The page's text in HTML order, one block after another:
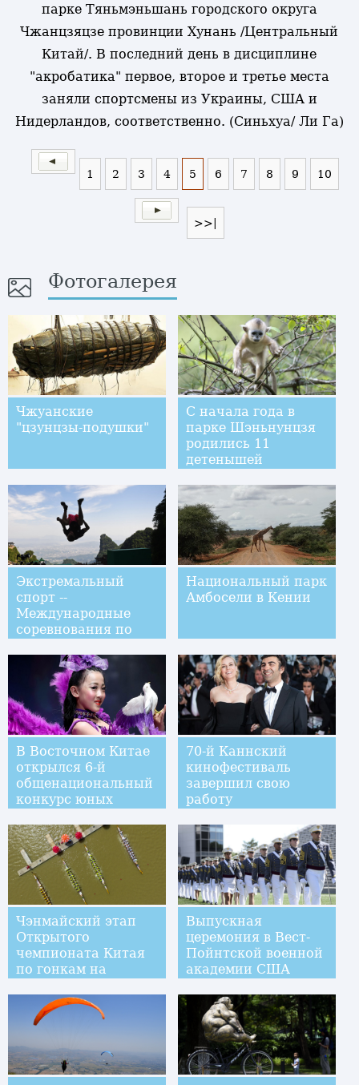
парке Тяньмэньшань городского округа
Чжанцзяцзе провинции Хунань /Центральный
Китай/. В последний день в дисциплине
"акробатика" первое, второе и третье места
заняли спортсмены из Украины, США и
Нидерландов, соответственно. (Синьхуа/ Ли Га)
1 2 3 4 5 6 7 8 9 10
>>|
Фотогалерея
Чжуанские
"цзунцзы-подушки"
С начала года в
парке Шэньнунцзя
родились 11
детенышей
обезьяны
Экстремальный
спорт --
Международные
соревнования по
Чжанцзяцзе,
дисциплина
"акробатика": обзор
Национальный парк
Амбосели в Кении
В Восточном Китае
открылся 6-й
общенациональный
конкурс юных
70-й Каннский
кинофестиваль
завершил свою
работу
Чэнмайский этап
Открытого
чемпионата Китая
по гонкам на
2017
Выпускная
церемония в Вест-
Пойнтской военной
академии США